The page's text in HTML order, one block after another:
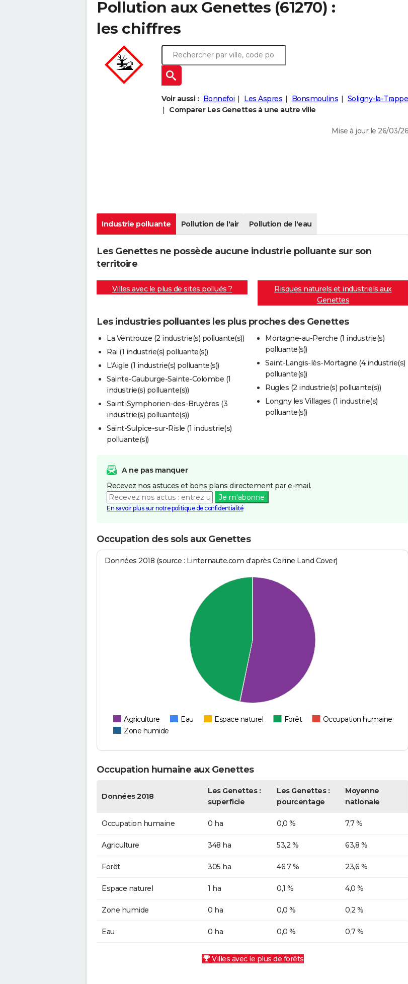
Pollution aux Genettes (61270) :
les chiffres
Voir aussi : Bonnefoi Les Aspres Bonsmoulins
Soligny-la-Trappe
Comparer Les Genettes à une autre ville
Mise à jour le 26/03/26
Industrie polluante Pollution de l'air Pollution de l'eau
Les Genettes ne possède aucune industrie polluante sur son
territoire
Villes avec le plus de sites pollués ?
Risques naturels et industriels aux
Genettes
Les industries polluantes les plus proches des Genettes
La Ventrouze (2 industrie(s) polluante(s))
Rai (1 industrie(s) polluante(s))
L'Aigle (1 industrie(s) polluante(s))
Sainte-Gauburge-Sainte-Colombe (1
industrie(s) polluante(s))
Saint-Symphorien-des-Bruyères (3
industrie(s) polluante(s))
Saint-Sulpice-sur-Risle (1 industrie(s)
polluante(s))
Mortagne-au-Perche (1 industrie(s)
polluante(s))
Saint-Langis-lès-Mortagne (4 industrie(s)
polluante(s))
Rugles (2 industrie(s) polluante(s))
Longny les Villages (1 industrie(s)
polluante(s))
A ne pas manquer
Recevez nos astuces et bons plans directement par e-mail.
Je m'abonne
En savoir plus sur notre politique de confidentialité
Occupation des sols aux Genettes
Données 2018 (source : Linternaute.com d'après Corine Land Cover)
Agriculture Eau Espace naturel Forêt
Occupation humaine
Zone humide
Occupation humaine aux Genettes
Données 2018
Les Genettes :
superficie
Les Genettes :
pourcentage
Moyenne
nationale
Occupation humaine 0 ha 0,0 % 7,7 %
Agriculture 348 ha 53,2 % 63,8 %
Forêt 305 ha 46,7 % 23,6 %
Espace naturel 1 ha 0,1 % 4,0 %
Zone humide 0 ha 0,0 % 0,2 %
Eau 0 ha 0,0 % 0,7 %
Villes avec le plus de forêts